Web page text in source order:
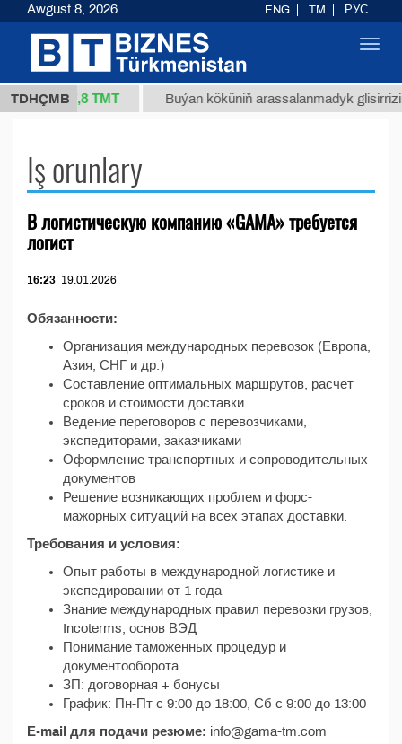
TDHÇMB
1 (kg.) 37,8 ТМТ Buýan köküniň arassalanmadyk
Iş orunlary
В логистическую компанию «GAMA» требуется
логист
16:23 19.01.2026
Обязанности:
Организация международных перевозок (Европа,
Азия, СНГ и др.)
Составление оптимальных маршрутов, расчет
сроков и стоимости доставки
Ведение переговоров с перевозчиками,
экспедиторами, заказчиками
Оформление транспортных и сопроводительных
документов
Решение возникающих проблем и форс-
мажорных ситуаций на всех этапах доставки.
Требования и условия:
Опыт работы в международной логистике и
экспедировании от 1 года
Знание международных правил перевозки грузов,
Incoterms, основ ВЭД
Понимание таможенных процедур и
документооборота
ЗП: договорная + бонусы
График: Пн-Пт с 9:00 до 18:00, Сб с 9:00 до 13:00
Е-mail для подачи резюме: info@gama-tm.com
Awgust 8, 2026 ENG TM РУС